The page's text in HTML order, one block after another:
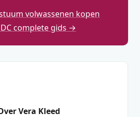
volwassenen kopen
complete gids →
Vera Kleed